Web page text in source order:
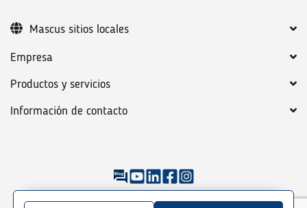
Empresa
Productos y servicios
Información de contacto
©2026 Mascus Condiciones generales
Mascus sitios locales